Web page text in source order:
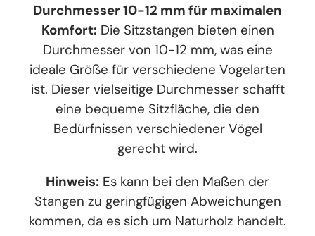
Durchmesser 10-12 mm für maximalen
Komfort: Die Sitzstangen bieten einen
Durchmesser von 10-12 mm, was eine
ideale Größe für verschiedene Vogelarten
ist. Dieser vielseitige Durchmesser schafft
eine bequeme Sitzfläche, die den
Bedürfnissen verschiedener Vögel
gerecht wird.
Hinweis: Es kann bei den Maßen der
Stangen zu geringfügigen Abweichungen
kommen, da es sich um Naturholz handelt.